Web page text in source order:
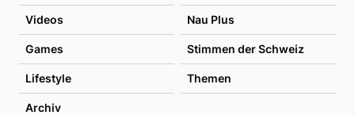
Videos Nau Plus
Games Stimmen der Schweiz
Lifestyle Themen
Archiv